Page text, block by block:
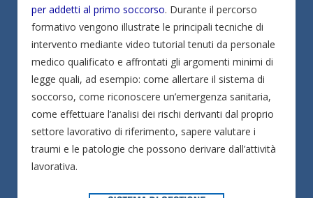
per addetti al primo soccorso. Durante il percorso
formativo vengono illustrate le principali tecniche di
intervento mediante video tutorial tenuti da personale
medico qualificato e affrontati gli argomenti minimi di
legge quali, ad esempio: come allertare il sistema di
soccorso, come riconoscere un’emergenza sanitaria,
come effettuare l’analisi dei rischi derivanti dal proprio
settore lavorativo di riferimento, sapere valutare i
traumi e le patologie che possono derivare dall’attività
lavorativa.